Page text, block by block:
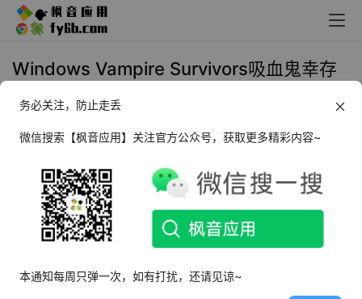
Windows Vampire Survivors吸血鬼幸存
2022年4月16日 14:10 电脑游戏
《吸血鬼幸存者Vampire Survivors 》是一款具
有roguelite元素的生存动作游戏，在无处可藏的
平原上面对成千上万的敌人，度过被诅咒的夜
以应对越来越强大的如潮水般的敌人。
务必关注，防止走丢
微信搜索【枫音应用】关注官方公众号，获取更多精彩内容~
本通知每周只弹一次，如有打扰，还请见谅~